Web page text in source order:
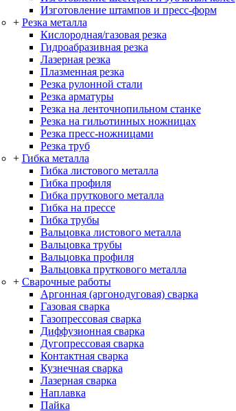
Изготовление штампов и пресс-форм
+ Резка металла
Кислородная/газовая резка
Гидроабразивная резка
Лазерная резка
Плазменная резка
Резка рулонной стали
Резка арматуры
Резка на ленточнопильном станке
Резка на гильотинных ножницах
Резка пресс-ножницами
Резка труб
+ Гибка металла
Гибка листового металла
Гибка профиля
Гибка пруткового металла
Гибка на прессе
Гибка трубы
Вальцовка листового металла
Вальцовка трубы
Вальцовка профиля
Вальцовка пруткового металла
+ Сварочные работы
Аргонная (аргонодуговая) сварка
Газовая сварка
Газопрессовая сварка
Диффузионная сварка
Дугопрессовая сварка
Контактная сварка
Кузнечная сварка
Лазерная сварка
Наплавка
Пайка